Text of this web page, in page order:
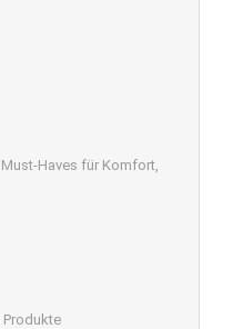
Haves für Komfort,
Produkte